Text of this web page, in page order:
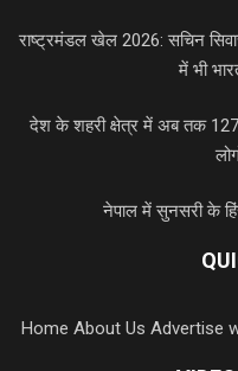
राष्ट्रमंडल खेल 2026: सचिन
में भी
देश के शहरी क्षेत्र में अब तक
नेपाल में सुनसरी के
Home About Us Advertise